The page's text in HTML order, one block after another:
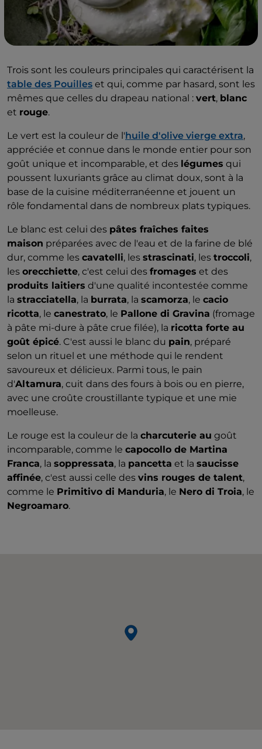
Trois sont les couleurs principales qui caractérisent la
table des Pouilles et qui, comme par hasard, sont les
mêmes que celles du drapeau national : vert, blanc
et rouge.
Le vert est la couleur de l'huile d'olive vierge extra,
appréciée et connue dans le monde entier pour son
goût unique et incomparable, et des légumes qui
poussent luxuriants grâce au climat doux, sont à la
base de la cuisine méditerranéenne et jouent un
rôle fondamental dans de nombreux plats typiques.
Le blanc est celui des pâtes fraîches faites
maison préparées avec de l'eau et de la farine de blé
dur, comme les cavatelli, les strascinati, les troccoli,
les orecchiette, c'est celui des fromages et des
produits laitiers d'une qualité incontestée comme
la stracciatella, la burrata, la scamorza, le cacio
ricotta, le canestrato, le Pallone di Gravina (fromage
à pâte mi-dure à pâte crue filée), la ricotta forte au
goût épicé. C'est aussi le blanc du pain, préparé
selon un rituel et une méthode qui le rendent
savoureux et délicieux. Parmi tous, le pain
d'Altamura, cuit dans des fours à bois ou en pierre,
avec une croûte croustillante typique et une mie
moelleuse.
Le rouge est la couleur de la charcuterie au goût
incomparable, comme le capocollo de Martina
Franca, la soppressata, la pancetta et la saucisse
affinée, c'est aussi celle des vins rouges de talent,
comme le Primitivo di Manduria, le Nero di Troia, le
Negroamaro.